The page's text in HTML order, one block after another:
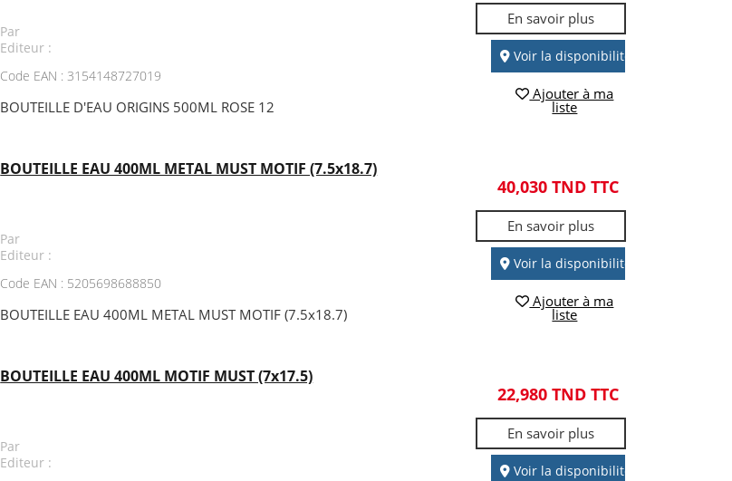
Par
Editeur :
Code EAN : 3154148727019
BOUTEILLE D'EAU ORIGINS 500ML ROSE 12
En savoir plus
Voir la disponibilité
Ajouter à ma
liste
BOUTEILLE EAU 400ML METAL MUST MOTIF (7.5x18.7)
Par
Editeur :
Code EAN : 5205698688850
BOUTEILLE EAU 400ML METAL MUST MOTIF (7.5x18.7)
40,030 TND TTC
En savoir plus
Voir la disponibilité
Ajouter à ma
liste
BOUTEILLE EAU 400ML MOTIF MUST (7x17.5)
Par
Editeur :
22,980 TND TTC
En savoir plus
Voir la disponibilité